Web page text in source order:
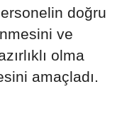
doğru
ve
olma
amaçladı.